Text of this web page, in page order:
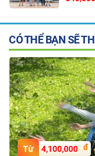
CÓ THỂ BẠN SẼ
4,100,000